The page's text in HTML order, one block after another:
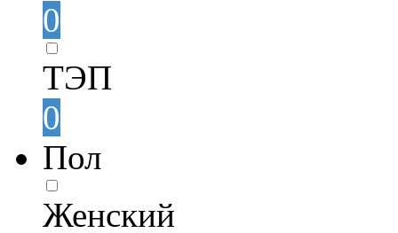
0
ТЭП
0
Пол
Женский